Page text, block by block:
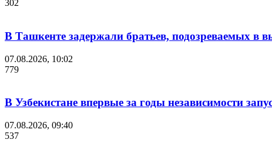
302
В Ташкенте задержали братьев, подозреваемых в
07.08.2026, 10:02
779
В Узбекистане впервые за годы независимости
07.08.2026, 09:40
537